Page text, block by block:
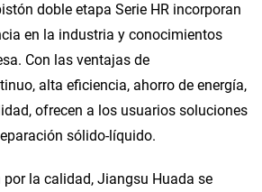
doble etapa Serie HR incorporan
en la industria y conocimientos
Con las ventajas de
alta eficiencia, ahorro de energía,
ofrecen a los usuarios soluciones
sólido-líquido.
por la calidad, Jiangsu Huada se